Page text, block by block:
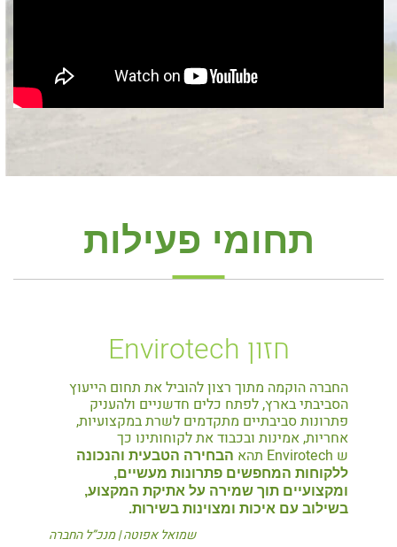
תחומי פעילות
חזון Envirotech
החברה הוקמה מתוך רצון להוביל את תחום הייעוץ
הסביבתי בארץ, לפתח כלים חדשניים ולהעניק
פתרונות סביבתיים מתקדמים לשרת במקצועיות,
אחריות, אמינות ובכבוד את לקוחותינו כך
ש Envirotech תהא
הבחירה הטבעית והנכונה
ללקוחות המחפשים פתרונות מעשיים,
ומקצועיים תוך שמירה על אתיקת המקצוע,
בשילוב עם איכות ומצוינות בשירות.
שמואל אפוטה | מנכ”ל החברה